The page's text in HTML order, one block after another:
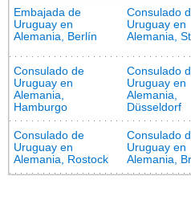
Embajada de
Uruguay en
Alemania, Berlín
Consulado
Uruguay en
Alemania,
Consulado de
Uruguay en
Alemania,
Hamburgo
Consulado
Uruguay en
Alemania,
Düsseldorf
Consulado de
Uruguay en
Alemania, Rostock
Consulado
Uruguay en
Alemania,